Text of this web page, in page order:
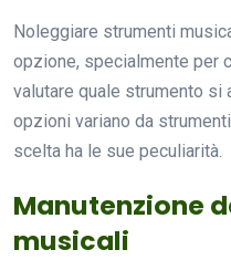
Noleggiare strumenti
opzione, specialmente per
valutare quale strumento si
opzioni variano da
scelta ha le sue peculiarità.
Manutenzione
musicali